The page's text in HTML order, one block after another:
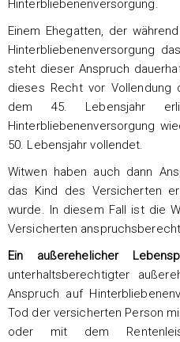
Hinterbliebenenversorgung.
Einem Ehegatten, der
Hinterbliebenenversorgung
steht dieser Anspruch
dieses Recht vor Vollendung
dem 45. Lebensjahr
Hinterbliebenenversorgung
50. Lebensjahr vollendet.
Witwen haben auch dann
das Kind des Versicherten
wurde. In diesem Fall ist die
Versicherten
Ein außerehelicher
unterhaltsberechtigter
Anspruch auf
Tod der versicherten Person
oder mit dem